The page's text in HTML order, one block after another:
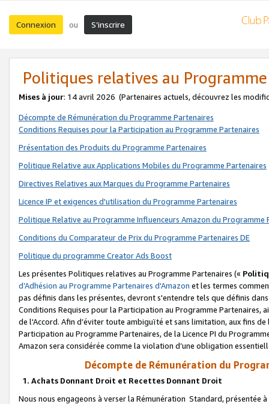
Connexion ou S’inscrire
Politiques relatives au
Mises à jour: 14 avril 2026 (Partenaires actuels, découvrez les
Décompte de Rémunération du Programme Partenaires
Conditions Requises pour la Participation au Programme Partenaires
Présentation des Produits du Programme Partenaires
Politique Relative aux Applications Mobiles du Programme Partenaires
Directives Relatives aux Marques du Programme Partenaires
Licence IP et exigences d'utilisation du Programme Partenaires
Politique Relative au Programme Influenceurs Amazon du Programme
Conditions du Comparateur de Prix du Programme Partenaires DE
Politique du programme Creator Ads Boost
Les présentes Politiques relatives au Programme Partenaires («
d’Adhésion au Programme Partenaires d'Amazon et les termes
pas définis dans les présentes, devront s'entendre tels que définis
Conditions Requises pour la Participation au Programme Partenaires,
de l'Accord. Afin d’éviter toute ambiguïté et sans limitation, aux fins
Participation au Programme Partenaires, de la Licence PI du
Amazon sera considérée comme la violation d’une obligation
Décompte de Rémunération du
1. Achats Donnant Droit et Recettes Donnant Droit
Nous nous engageons à verser la Rémunération Standard, présentée